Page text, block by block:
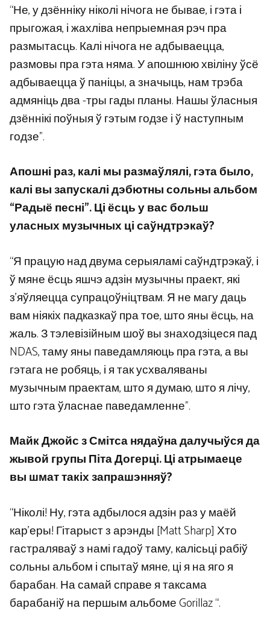
“Не, у дзённіку ніколі нічога не бывае, і гэта і
прыгожая, і жахліва непрыемная рэч пра
размытасць. Калі нічога не адбываецца,
размовы пра гэта няма. У апошнюю хвіліну ўсё
адбываецца ў паніцы, а значыць, нам трэба
адмяніць два -тры гады планы. Нашы ўласныя
дзённікі поўныя ў гэтым годзе і ў наступным
годзе”.
Апошні раз, калі мы размаўлялі, гэта было,
калі вы запускалі дэбютны сольны альбом
“Радыё песні”. Ці ёсць у вас больш
уласных музычных ці саўндтрэкаў?
“Я працую над двума серыяламі саўндтрэкаў, і
ў мяне ёсць яшчэ адзін музычны праект, які
з’яўляецца супрацоўніцтвам. Я не магу даць
вам ніякіх падказкаў пра тое, што яны ёсць, на
жаль. З тэлевізійным шоў вы знаходзіцеся пад
NDAS, таму яны паведамляюць пра гэта, а вы
гэтага не робяць, і я так усхваляваны
музычным праектам, што я думаю, што я лічу,
што гэта ўласнае паведамленне”.
Майк Джойс з Смітса нядаўна далучыўся да
жывой групы Піта Догерці. Ці атрымаеце
вы шмат такіх запрашэнняў?
“Ніколі! Ну, гэта адбылося адзін раз у маёй
кар’еры! Гітарыст з арэнды [Matt Sharp] Хто
гастраляваў з намі гадоў таму, калісьці рабіў
сольны альбом і спытаў мяне, ці я на яго я
барабан. На самай справе я таксама
барабаніў на першым альбоме Gorillaz “.